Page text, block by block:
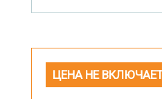
ЦЕНА НЕ